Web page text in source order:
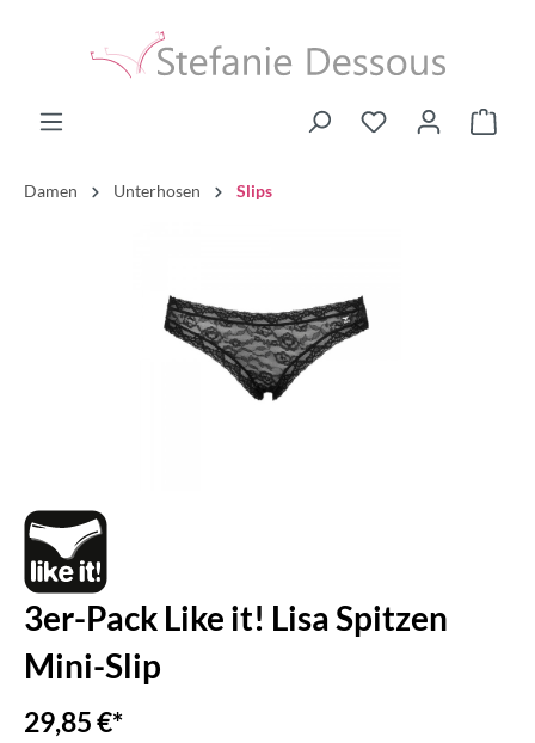
Damen Unterhosen Slips
3er-Pack Like it! Lisa Spitzen
Mini-Slip
29,85 €*